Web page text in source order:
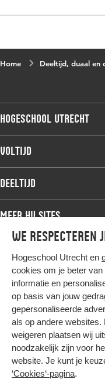
We respecteren
Hogeschool Utrecht en
cookies om je beter
informatie en
op basis van jouw
gepersonaliseerde
als op andere websites.
weigeren plaatsen wij
noodzakelijk zijn voor
website. Je kunt je
‘Cookies‘-pagina.
Home Deeltijd, duaal en
Hogeschool Utrecht
Voltijdopleidingen
Onderzoek
Werken bij de HU
Contact
Voltijd
Associate degree
Master
Studiekeuze voltijd
Deeltijd
Associate degree
Bachelor
Master
Post-master
Studiekeuze deeltijd
Meer HU sites
HU International
HU Bibliotheek
HU Ontwikkelt
Duurzame HU
Intranet
Trajectum
Hier
Colofon
Privacy
Cookies